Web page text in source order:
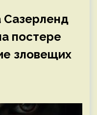
постере
зловещих